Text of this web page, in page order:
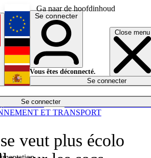
Ga naar de hoofdinhoud
Close menu
Se connecter
Économie
English
Deutsch
Español
Se connecter
Vous êtes déconnecté.
Se connecter
veut plus écolo
ET TRANSPORT